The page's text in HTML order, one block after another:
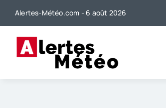
contenu
Alertes-Météo.com - 6 août 2026